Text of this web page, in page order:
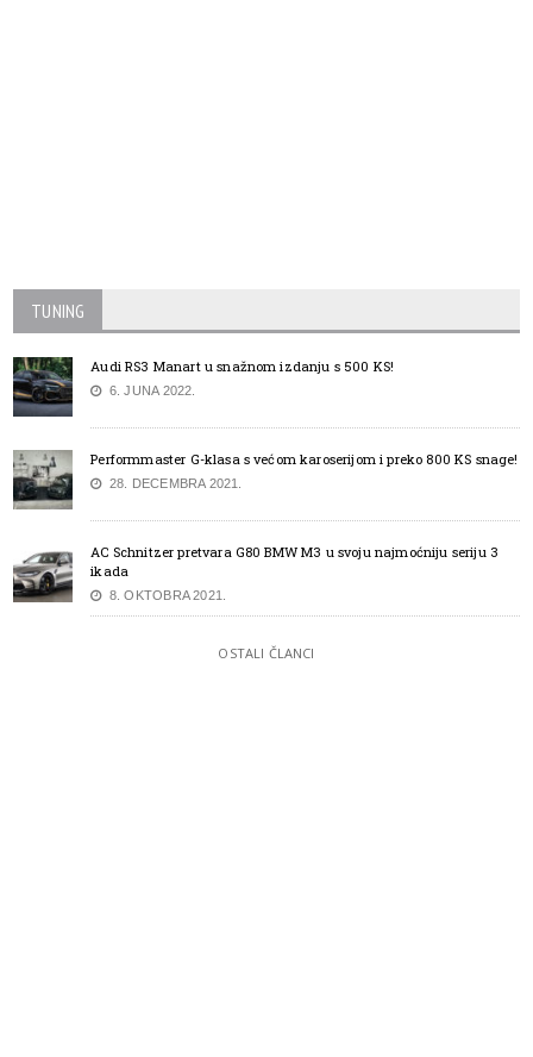
TUNING
Audi RS3 Manart u snažnom izdanju s 500 KS!
6. JUNA 2022.
Performmaster G-klasa s većom karoserijom i preko 800 KS snage!
28. DECEMBRA 2021.
AC Schnitzer pretvara G80 BMW M3 u svoju najmoćniju seriju 3
ikada
8. OKTOBRA 2021.
OSTALI ČLANCI